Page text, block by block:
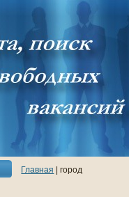
Главнaя | город